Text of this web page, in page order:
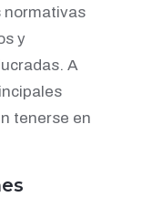
normativas
y
A
tenerse en